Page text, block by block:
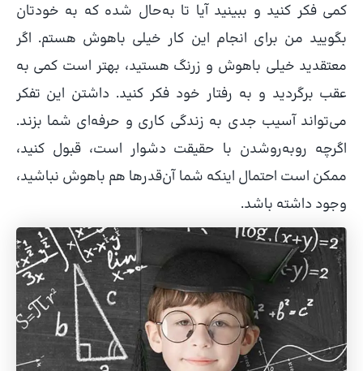
تماس
با ما
دسته‌بندی
تست‌ها
کمی فکر کنید و ببینید آیا تا به‌حال شده که به خودتان
بگویید من برای انجام این کار خیلی باهوش هستم. اگر
معتقدید خیلی باهوش و زرنگ هستید، بهتر است کمی به
عقب برگردید و به رفتار خود فکر کنید. داشتن این تفکر
می‌تواند آسیب جدی به زندگی کاری و حرفه‌ای‌ شما بزند.
اگرچه روبه‌روشدن با حقیقت دشوار است، قبول کنید،
ممکن است احتمال اینکه شما آن‌قدرها هم باهوش نباشید،
وجود داشته باشد.